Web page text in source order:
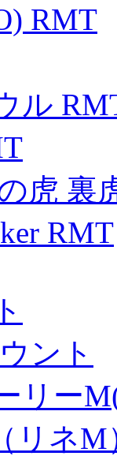
RMT
ル
虎 裏
RMT
ント
リー
リネM